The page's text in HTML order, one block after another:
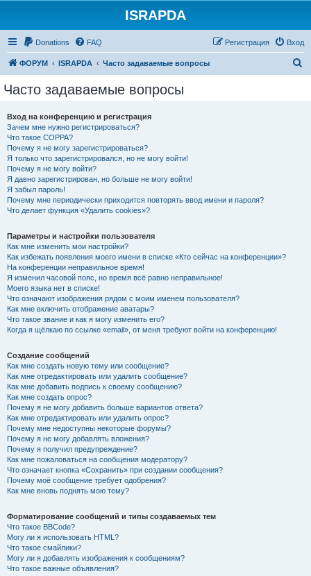
ISRAPDA
Donations FAQ Вход
Регистрация
ФОРУМ ISRAPDA Часто задаваемые вопросы
Часто задаваемые вопросы
Вход на конференцию и регистрация
Зачем мне нужно регистрироваться?
Что такое COPPA?
Почему я не могу зарегистрироваться?
Я только что зарегистрировался, но не могу войти!
Почему я не могу войти?
Я давно зарегистрирован, но больше не могу войти!
Я забыл пароль!
Почему мне периодически приходится повторять ввод имени и пароля?
Что делает функция «Удалить cookies»?
Параметры и настройки пользователя
Как мне изменить мои настройки?
Как избежать появления моего имени в списке «Кто сейчас на конференции»?
На конференции неправильное время!
Я изменил часовой пояс, но время всё равно неправильное!
Моего языка нет в списке!
Что означают изображения рядом с моим именем пользователя?
Как мне включить отображение аватары?
Что такое звание и как я могу изменить его?
Когда я щёлкаю по ссылке «email», от меня требуют войти на конференцию!
Создание сообщений
Как мне создать новую тему или сообщение?
Как мне отредактировать или удалить сообщение?
Как мне добавить подпись к своему сообщению?
Как мне создать опрос?
Почему я не могу добавить больше вариантов ответа?
Как мне отредактировать или удалить опрос?
Почему мне недоступны некоторые форумы?
Почему я не могу добавлять вложения?
Почему я получил предупреждение?
Как мне пожаловаться на сообщения модератору?
Что означает кнопка «Сохранить» при создании сообщения?
Почему моё сообщение требует одобрения?
Как мне вновь поднять мою тему?
Форматирование сообщений и типы создаваемых тем
Что такое BBCode?
Могу ли я использовать HTML?
Что такое смайлики?
Могу ли я добавлять изображения к сообщениям?
Что такое важные объявления?